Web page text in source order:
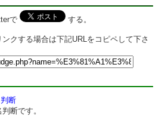
で する。
クする場合は下記URLをコピペして下さ
断
断です。